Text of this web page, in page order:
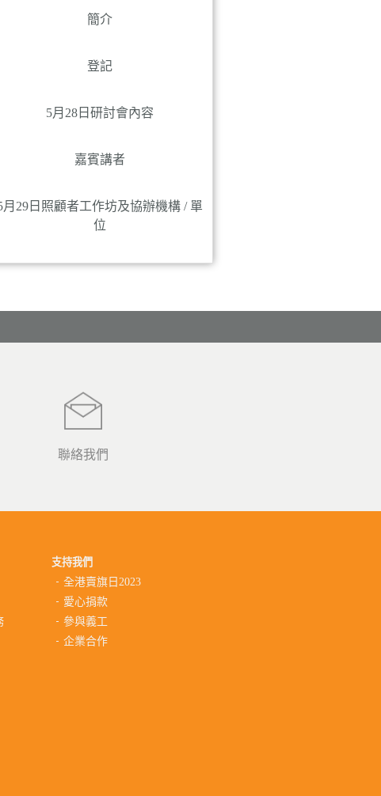
簡介
登記
5月28日研討會內容
嘉賓講者
月29日照顧者工作坊及協辦機構 / 單
位
聯絡我們
支持我們
全港賣旗日2023
愛心捐款
參與義工
企業合作